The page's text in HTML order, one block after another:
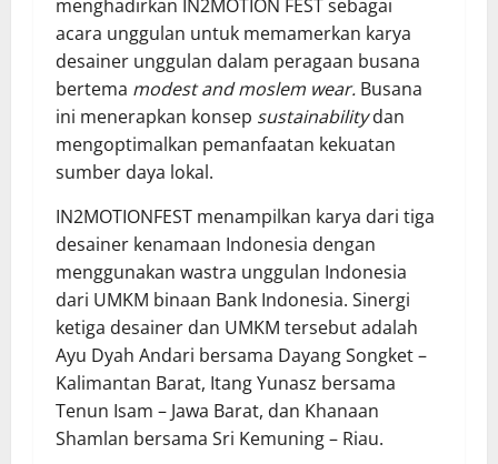
menghadirkan IN2MOTION FEST sebagai
acara unggulan untuk memamerkan karya
desainer unggulan dalam peragaan busana
bertema modest and moslem wear. Busana
ini menerapkan konsep sustainabilitydan
mengoptimalkan pemanfaatan kekuatan
sumber daya lokal.
IN2MOTIONFEST menampilkan karya dari tiga
desainer kenamaan Indonesia dengan
menggunakan wastra unggulan Indonesia
dari UMKM binaan Bank Indonesia. Sinergi
ketiga desainer dan UMKM tersebut adalah
Ayu Dyah Andari bersama Dayang Songket –
Kalimantan Barat, Itang Yunasz bersama
Tenun Isam – Jawa Barat, dan Khanaan
Shamlan bersama Sri Kemuning – Riau.